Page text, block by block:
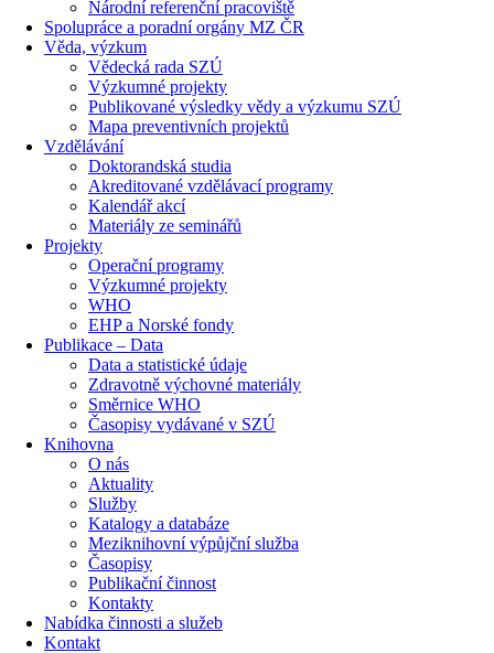
Národní referenční pracoviště
Spolupráce a poradní orgány MZ ČR
Věda, výzkum
Vědecká rada SZÚ
Výzkumné projekty
Publikované výsledky vědy a výzkumu SZÚ
Mapa preventivních projektů
Vzdělávání
Doktorandská studia
Akreditované vzdělávací programy
Kalendář akcí
Materiály ze seminářů
Projekty
Operační programy
Výzkumné projekty
WHO
EHP a Norské fondy
Publikace – Data
Data a statistické údaje
Zdravotně výchovné materiály
Směrnice WHO
Časopisy vydávané v SZÚ
Knihovna
O nás
Aktuality
Služby
Katalogy a databáze
Meziknihovní výpůjční služba
Časopisy
Publikační činnost
Kontakty
Nabídka činnosti a služeb
Kontakt